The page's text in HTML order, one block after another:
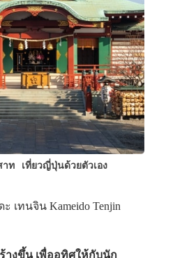
าท เที่ยวญี่ปุ่นด้วยตัวเอง
เทนจิน Kameido Tenjin
างขึ้น เพื่ออุทิศให้กับนัก